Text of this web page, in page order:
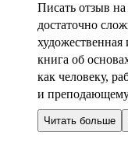
Писать отзыв
достаточно
художественная
книга об
как человеку,
и преподающему
"сравнительное
которая вполне
Читать больше